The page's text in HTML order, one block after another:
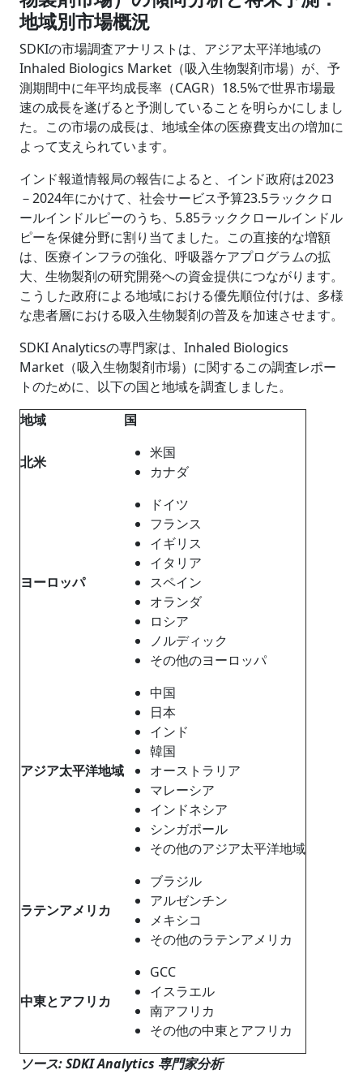
地域別市場概況
SDKIの市場調査アナリストは、アジア太平洋地域の
Inhaled Biologics Market（吸入生物製剤市場）が、予
測期間中に年平均成長率（CAGR）18.5%で世界市場最
速の成長を遂げると予測していることを明らかにしまし
た。この市場の成長は、地域全体の医療費支出の増加に
よって支えられています。
インド報道情報局の報告によると、インド政府は2023
－2024年にかけて、社会サービス予算23.5ラッククロ
ールインドルピーのうち、5.85ラッククロールインドル
ピーを保健分野に割り当てました。この直接的な増額
は、医療インフラの強化、呼吸器ケアプログラムの拡
大、生物製剤の研究開発への資金提供につながります。
こうした政府による地域における優先順位付けは、多様
な患者層における吸入生物製剤の普及を加速させます。
SDKI Analyticsの専門家は、Inhaled Biologics
Market（吸入生物製剤市場）に関するこの調査レポー
トのために、以下の国と地域を調査しました。
地域
国
北米
米国
カナダ
ヨーロッパ
ドイツ
フランス
イギリス
イタリア
スペイン
オランダ
ロシア
ノルディック
その他のヨーロッパ
アジア太平洋地域
中国
日本
インド
韓国
オーストラリア
マレーシア
インドネシア
シンガポール
その他のアジア太平洋地域
ラテンアメリカ
ブラジル
アルゼンチン
メキシコ
その他のラテンアメリカ
中東とアフリカ
GCC
イスラエル
南アフリカ
その他の中東とアフリカ
ソース: SDKI Analytics 専門家分析